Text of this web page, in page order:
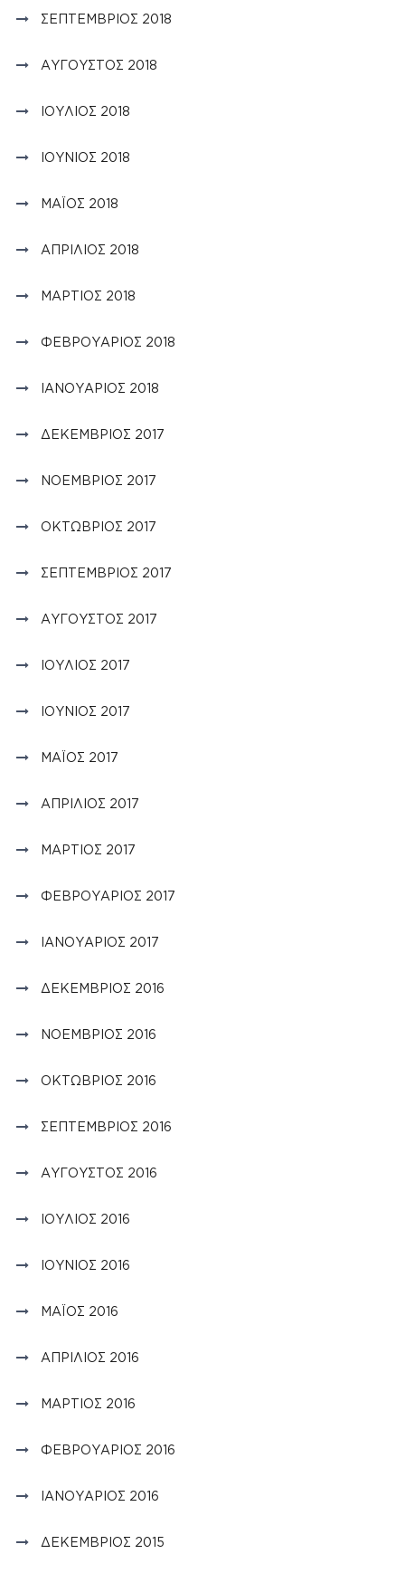
ΣΕΠΤΈΜΒΡΙΟΣ 2018
ΑΎΓΟΥΣΤΟΣ 2018
ΙΟΎΛΙΟΣ 2018
ΙΟΎΝΙΟΣ 2018
ΜΆΙΟΣ 2018
ΑΠΡΊΛΙΟΣ 2018
ΜΆΡΤΙΟΣ 2018
ΦΕΒΡΟΥΆΡΙΟΣ 2018
ΙΑΝΟΥΆΡΙΟΣ 2018
ΔΕΚΈΜΒΡΙΟΣ 2017
ΝΟΈΜΒΡΙΟΣ 2017
ΟΚΤΏΒΡΙΟΣ 2017
ΣΕΠΤΈΜΒΡΙΟΣ 2017
ΑΎΓΟΥΣΤΟΣ 2017
ΙΟΎΛΙΟΣ 2017
ΙΟΎΝΙΟΣ 2017
ΜΆΙΟΣ 2017
ΑΠΡΊΛΙΟΣ 2017
ΜΆΡΤΙΟΣ 2017
ΦΕΒΡΟΥΆΡΙΟΣ 2017
ΙΑΝΟΥΆΡΙΟΣ 2017
ΔΕΚΈΜΒΡΙΟΣ 2016
ΝΟΈΜΒΡΙΟΣ 2016
ΟΚΤΏΒΡΙΟΣ 2016
ΣΕΠΤΈΜΒΡΙΟΣ 2016
ΑΎΓΟΥΣΤΟΣ 2016
ΙΟΎΛΙΟΣ 2016
ΙΟΎΝΙΟΣ 2016
ΜΆΙΟΣ 2016
ΑΠΡΊΛΙΟΣ 2016
ΜΆΡΤΙΟΣ 2016
ΦΕΒΡΟΥΆΡΙΟΣ 2016
ΙΑΝΟΥΆΡΙΟΣ 2016
ΔΕΚΈΜΒΡΙΟΣ 2015